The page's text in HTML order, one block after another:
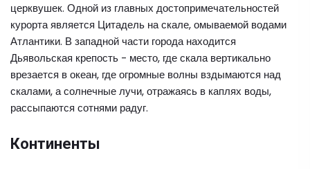
церквушек. Одной из главных достопримечательностей
курорта является Цитадель на скале, омываемой водами
Атлантики. В западной части города находится
Дьявольская крепость - место, где скала вертикально
врезается в океан, где огромные волны вздымаются над
скалами, а солнечные лучи, отражаясь в каплях воды,
рассыпаются сотнями радуг.
Континенты